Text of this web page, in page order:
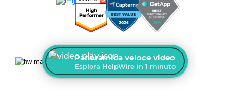
Panoramica veloce video
Esplora HelpWire in 1 minuto